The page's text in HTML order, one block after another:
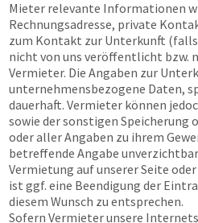
Mieter relevante Informationen
Rechnungsadresse, private
zum Kontakt zur Unterkunft
nicht von uns veröffentlicht bzw.
Vermieter. Die Angaben zur
unternehmensbezogene Daten,
dauerhaft. Vermieter können
sowie der sonstigen Speicherung
oder aller Angaben zu ihrem
betreffende Angabe
Vermietung auf unserer Seite
ist ggf. eine Beendigung der
diesem Wunsch zu entsprechen.
Sofern Vermieter unsere